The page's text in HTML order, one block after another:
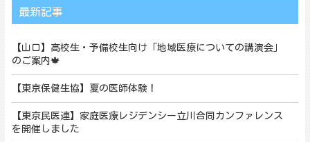
最新記事
【山口】高校生・予備校生向け「地域医療についての講演会」
のご案内🍁
【東京保健生協】夏の医師体験！
【東京民医連】家庭医療レジデンシー立川合同カンファレンス
を開催しました